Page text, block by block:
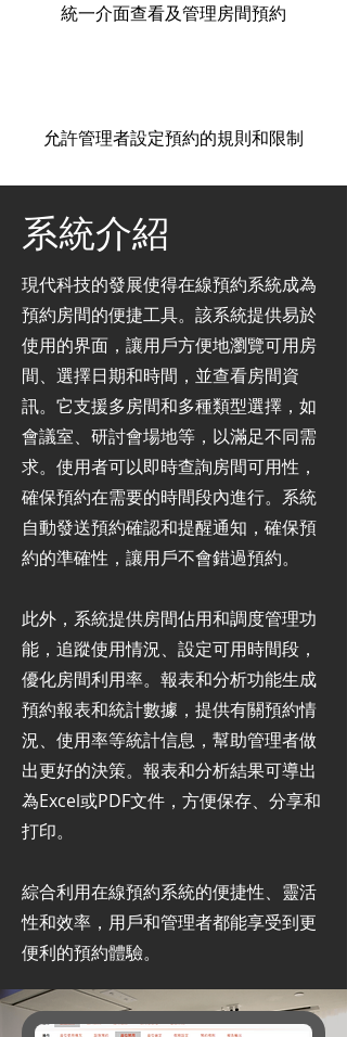
統一介面查看及管理房間預約
允許管理者設定預約的規則和限制
系統介紹
現代科技的發展使得在線預約系統成為
預約房間的便捷工具。該系統提供易於
使用的界面，讓用戶方便地瀏覽可用房
間、選擇日期和時間，並查看房間資
訊。它支援多房間和多種類型選擇，如
會議室、研討會場地等，以滿足不同需
求。使用者可以即時查詢房間可用性，
確保預約在需要的時間段內進行。系統
自動發送預約確認和提醒通知，確保預
約的準確性，讓用戶不會錯過預約。
此外，系統提供房間佔用和調度管理功
能，追蹤使用情況、設定可用時間段，
優化房間利用率。報表和分析功能生成
預約報表和統計數據，提供有關預約情
況、使用率等統計信息，幫助管理者做
出更好的決策。報表和分析結果可導出
為Excel或PDF文件，方便保存、分享和
打印。
綜合利用在線預約系統的便捷性、靈活
性和效率，用戶和管理者都能享受到更
便利的預約體驗。